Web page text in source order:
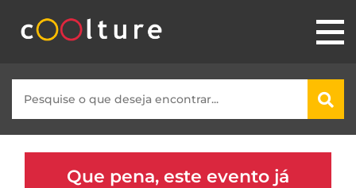
Que pena, este evento já